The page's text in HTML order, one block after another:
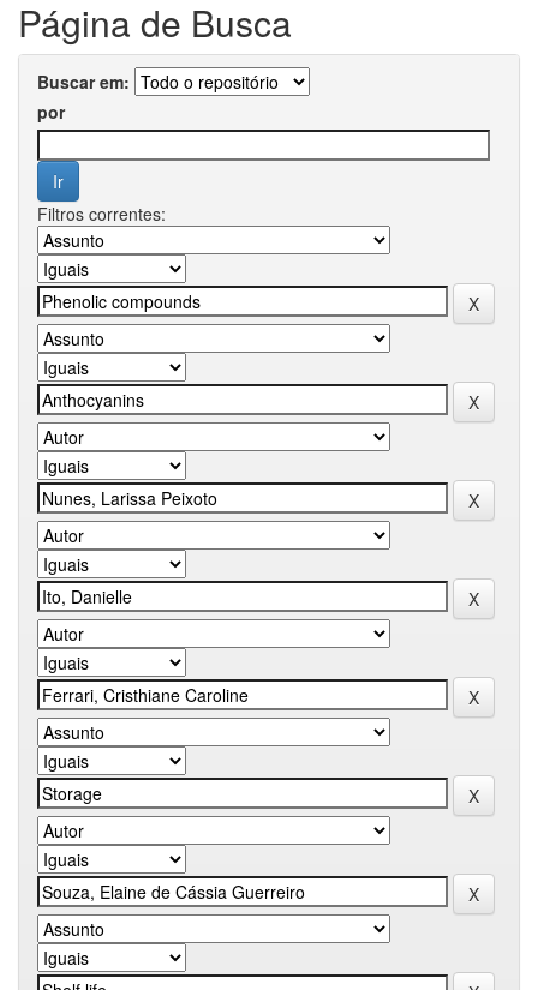
Página de Busca
Buscar em:
por
Filtros correntes: